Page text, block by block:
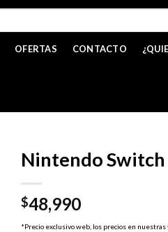
OFERTAS CONTACTO
Nintendo Switch
$48,990
*Precio exclusivo web, los precios en